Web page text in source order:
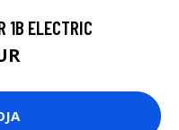
1B ELECTRIC